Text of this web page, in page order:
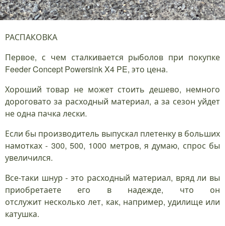
РАСПАКОВКА
Первое, с чем сталкивается рыболов при покупке
Feeder Concept Powersink X4 PE, это цена.
Хороший товар не может стоить дешево, немного
дороговато за расходный материал, а за сезон уйдет
не одна пачка лески.
Если бы производитель выпускал плетенку в больших
намотках - 300, 500, 1000 метров, я думаю, спрос бы
увеличился.
Все-таки шнур - это расходный материал, вряд ли вы
приобретаете его в надежде, что он
отслужит несколько лет, как, например, удилище или
катушка.